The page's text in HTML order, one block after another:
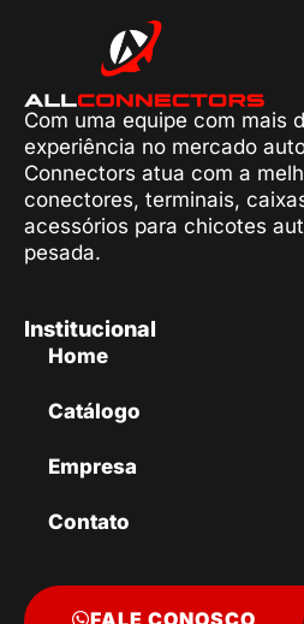
Com uma equipe com mais
experiência no mercado
Connectors atua com a
conectores, terminais,
acessórios para chicotes
pesada.
Institucional
Home
Catálogo
Empresa
Contato